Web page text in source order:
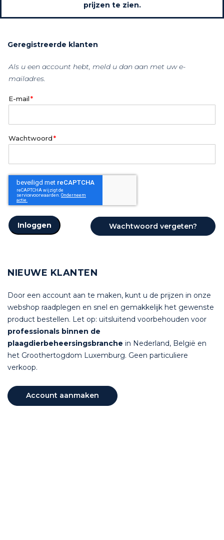
prijzen te zien.
Geregistreerde klanten
Als u een account hebt, meld u dan aan met uw e-
mailadres.
E-mail
Wachtwoord
Inloggen Wachtwoord vergeten?
NIEUWE KLANTEN
Door een account aan te maken, kunt u de prijzen in onze
webshop raadplegen en snel en gemakkelijk het gewenste
product bestellen. Let op: uitsluitend voorbehouden voor
professionals binnen de
plaagdierbeheersingsbranche in Nederland, België en
het Groothertogdom Luxemburg. Geen particuliere
verkoop.
Account aanmaken